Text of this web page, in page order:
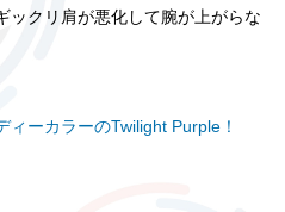
ックリ肩が悪化して腕が上がらな
ィーカラーのTwilight Purple！